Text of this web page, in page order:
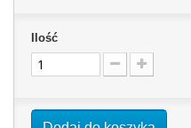
Ilość